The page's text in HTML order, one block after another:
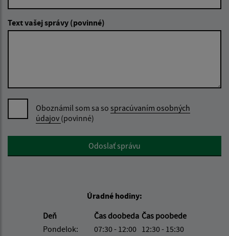
Text vašej správy (povinné)
Oboznámil som sa so spracúvaním osobných
údajov (povinné)
Google reCaptcha ResponseOdoslať správu
Úradné hodiny:
Deň
Čas doobeda Čas poobede
Pondelok:
07:30 - 12:00 12:30 - 15:30